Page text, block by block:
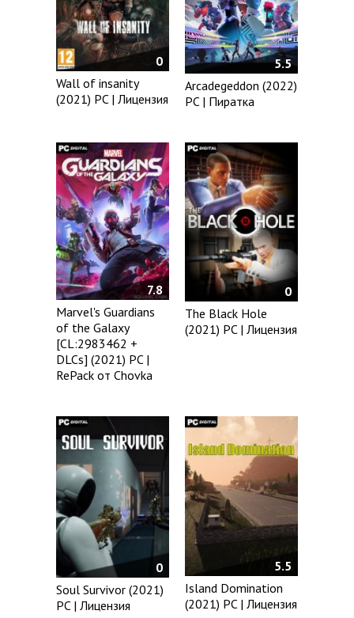
0
Wall of insanity
(2021) PC | Лицензия
5.5
Arcadegeddon (2022)
PC | Пиратка
7.8
Marvel's Guardians
of the Galaxy
[CL:2983462 +
DLCs] (2021) PC |
RePack от Chovka
0
The Black Hole
(2021) PC | Лицензия
0
Soul Survivor (2021)
PC | Лицензия
5.5
Island Domination
(2021) PC | Лицензия